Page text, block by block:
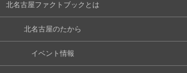
北名古屋ファクトブックとは
北名古屋のたから
イベント情報